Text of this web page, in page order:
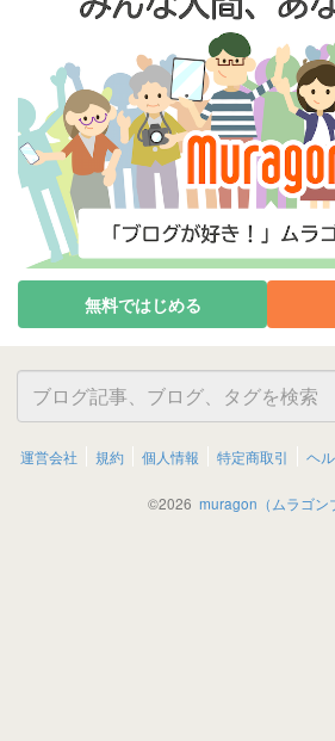
無料ではじめる
運営会社 規約 個人情報 特定商取引 ヘ
©2026 muragon（ムラゴン